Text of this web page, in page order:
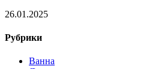
26.01.2025
Рубрики
Ванна